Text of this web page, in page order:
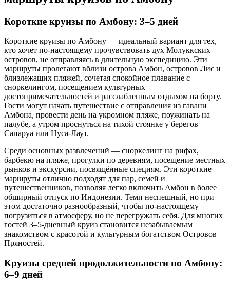
Короткие круизы по Амбону: 3–5 дней
Короткие круизы по Амбону — идеальный вариант для тех,
кто хочет по-настоящему прочувствовать дух Молуккских
островов, не отправляясь в длительную экспедицию. Эти
маршруты пролегают вблизи острова Амбон, островов Лис и
близлежащих пляжей, сочетая спокойное плавание с
сноркелингом, посещением культурных
достопримечательностей и расслабленным отдыхом на борту.
Гости могут начать путешествие с отправления из гавани
Амбона, провести день на укромном пляже, поужинать на
палубе, а утром проснуться на тихой стоянке у берегов
Сапаруа или Нуса-Лаут.
Среди основных развлечений — сноркелинг на рифах,
барбекю на пляже, прогулки по деревням, посещение местных
рынков и экскурсии, посвящённые специям. Эти короткие
маршруты отлично подходят для пар, семей и
путешественников, позволяя легко включить Амбон в более
обширный отпуск по Индонезии. Темп неспешный, но при
этом достаточно разнообразный, чтобы по-настоящему
погрузиться в атмосферу, но не перегружать себя. Для многих
гостей 3–5-дневный круиз становится незабываемым
знакомством с красотой и культурным богатством Островов
Пряностей.
Круизы средней продолжительности по Амбону:
6–9 дней